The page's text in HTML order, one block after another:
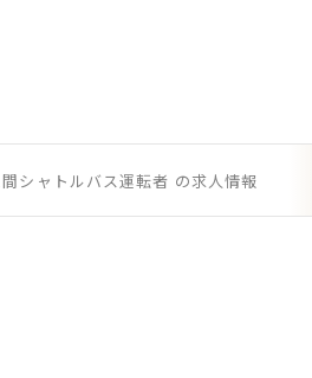
ャトルバス運転者 の求人情報